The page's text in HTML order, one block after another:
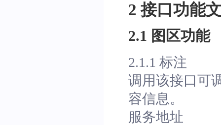
2 接口功能
2.1 图区功能
2.1.1 标注
调用该接口可
容信息。
服务地址